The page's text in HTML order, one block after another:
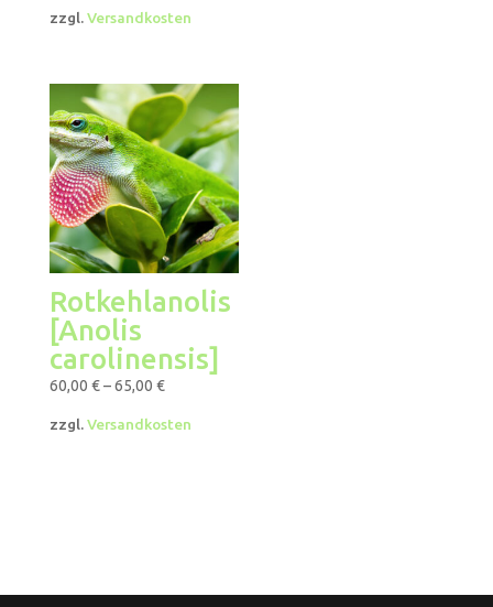
zzgl.Versandkosten
Rotkehlanolis
[Anolis
carolinensis]
60,00 €–65,00 €
zzgl.Versandkosten